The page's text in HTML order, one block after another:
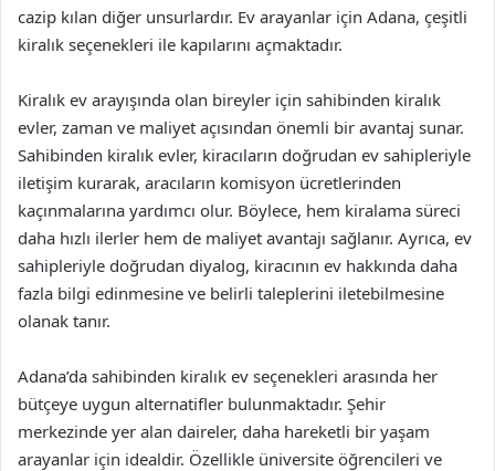
cazip kılan diğer unsurlardır. Ev arayanlar için Adana, çeşitli
kiralık seçenekleri ile kapılarını açmaktadır.
Kiralık ev arayışında olan bireyler için sahibinden kiralık
evler, zaman ve maliyet açısından önemli bir avantaj sunar.
Sahibinden kiralık evler, kiracıların doğrudan ev sahipleriyle
iletişim kurarak, aracıların komisyon ücretlerinden
kaçınmalarına yardımcı olur. Böylece, hem kiralama süreci
daha hızlı ilerler hem de maliyet avantajı sağlanır. Ayrıca, ev
sahipleriyle doğrudan diyalog, kiracının ev hakkında daha
fazla bilgi edinmesine ve belirli taleplerini iletebilmesine
olanak tanır.
Adana’da sahibinden kiralık ev seçenekleri arasında her
bütçeye uygun alternatifler bulunmaktadır. Şehir
merkezinde yer alan daireler, daha hareketli bir yaşam
arayanlar için idealdir. Özellikle üniversite öğrencileri ve